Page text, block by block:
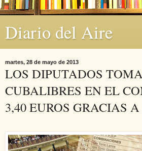
Diario del Aire
martes, 28 de mayo de 2013
LOS DIPUTADOS
CUBALIBRES EN EL
3,40 EUROS GRACIAS